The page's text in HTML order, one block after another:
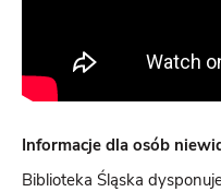
Informacje dla osób
Biblioteka Śląska